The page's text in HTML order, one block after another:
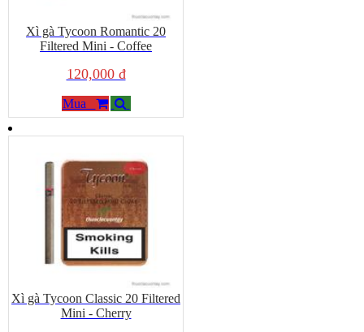
Xì gà Tycoon Romantic 20
Filtered Mini - Coffee
120,000 đ
Mua
Xì gà Tycoon Classic 20 Filtered
Mini - Cherry